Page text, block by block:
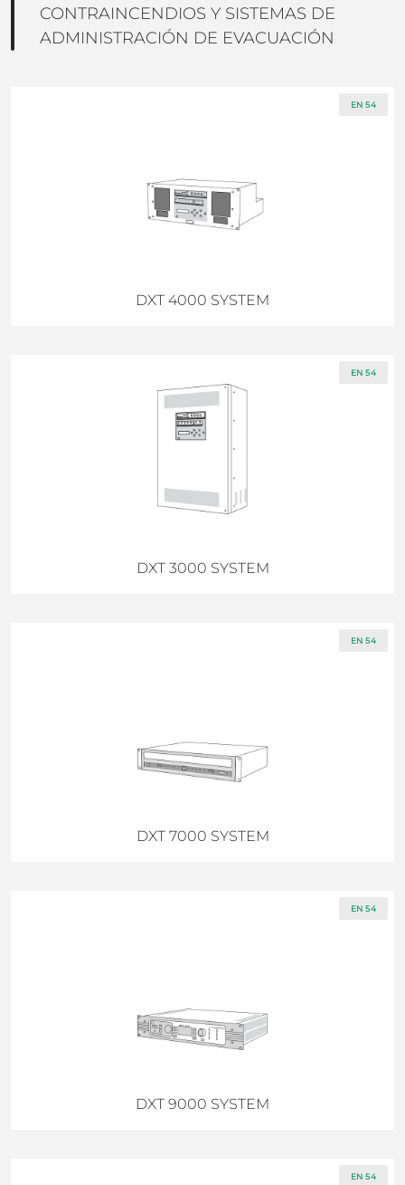
CONTRAINCENDIOS Y SISTEMAS DE
ADMINISTRACIÓN DE EVACUACIÓN
EN 54
DXT 4000 SYSTEM
EN 54
DXT 3000 SYSTEM
EN 54
DXT 7000 SYSTEM
EN 54
DXT 9000 SYSTEM
EN 54